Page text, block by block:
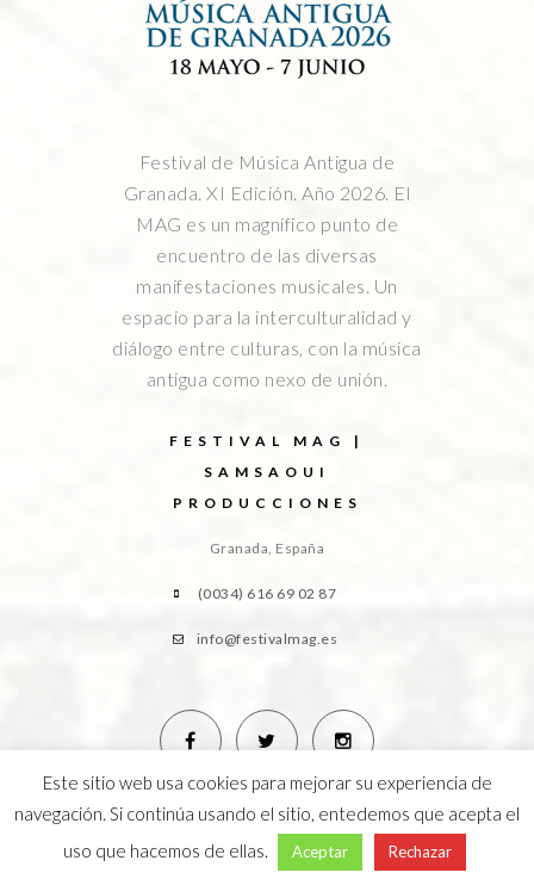
Festival de Música Antigua de
Granada. XI Edición. Año 2026. El
MAG es un magnífico punto de
encuentro de las diversas
manifestaciones musicales. Un
espacio para la interculturalidad y
diálogo entre culturas, con la música
antigua como nexo de unión.
FESTIVAL MAG |
SAMSAOUI
PRODUCCIONES
Granada, España
(0034) 616 69 02 87
info@festivalmag.es
Este sitio web usa cookies para mejorar su experiencia de
navegación. Si continúa usando el sitio, entedemos que acepta el
uso que hacemos de ellas.
Aceptar Rechazar